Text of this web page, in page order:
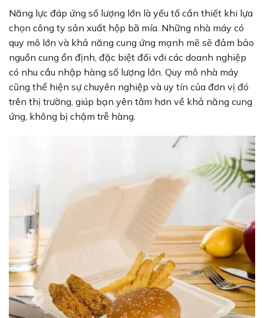
Năng lực đáp ứng số lượng lớn là yếu tố cần thiết khi lựa
chọn công ty sản xuất hộp bã mía. Những nhà máy có
quy mô lớn và khả năng cung ứng mạnh mẽ sẽ đảm bảo
nguồn cung ổn định, đặc biệt đối với các doanh nghiệp
có nhu cầu nhập hàng số lượng lớn. Quy mô nhà máy
cũng thể hiện sự chuyên nghiệp và uy tín của đơn vị đó
trên thị trường, giúp bạn yên tâm hơn về khả năng cung
ứng, không bị chậm trễ hàng.